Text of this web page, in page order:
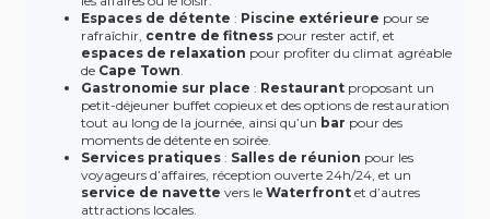
Espaces de détente : Piscine extérieure pour se
rafraîchir, centre de fitness pour rester actif, et
espaces de relaxation pour profiter du climat agréable
de Cape Town.
Gastronomie sur place : Restaurant proposant un
petit-déjeuner buffet copieux et des options de restauration
tout au long de la journée, ainsi qu’un bar pour des
moments de détente en soirée.
Services pratiques : Salles de réunion pour les
voyageurs d’affaires, réception ouverte 24h/24, et un
service de navette vers le Waterfront et d’autres
attractions locales.